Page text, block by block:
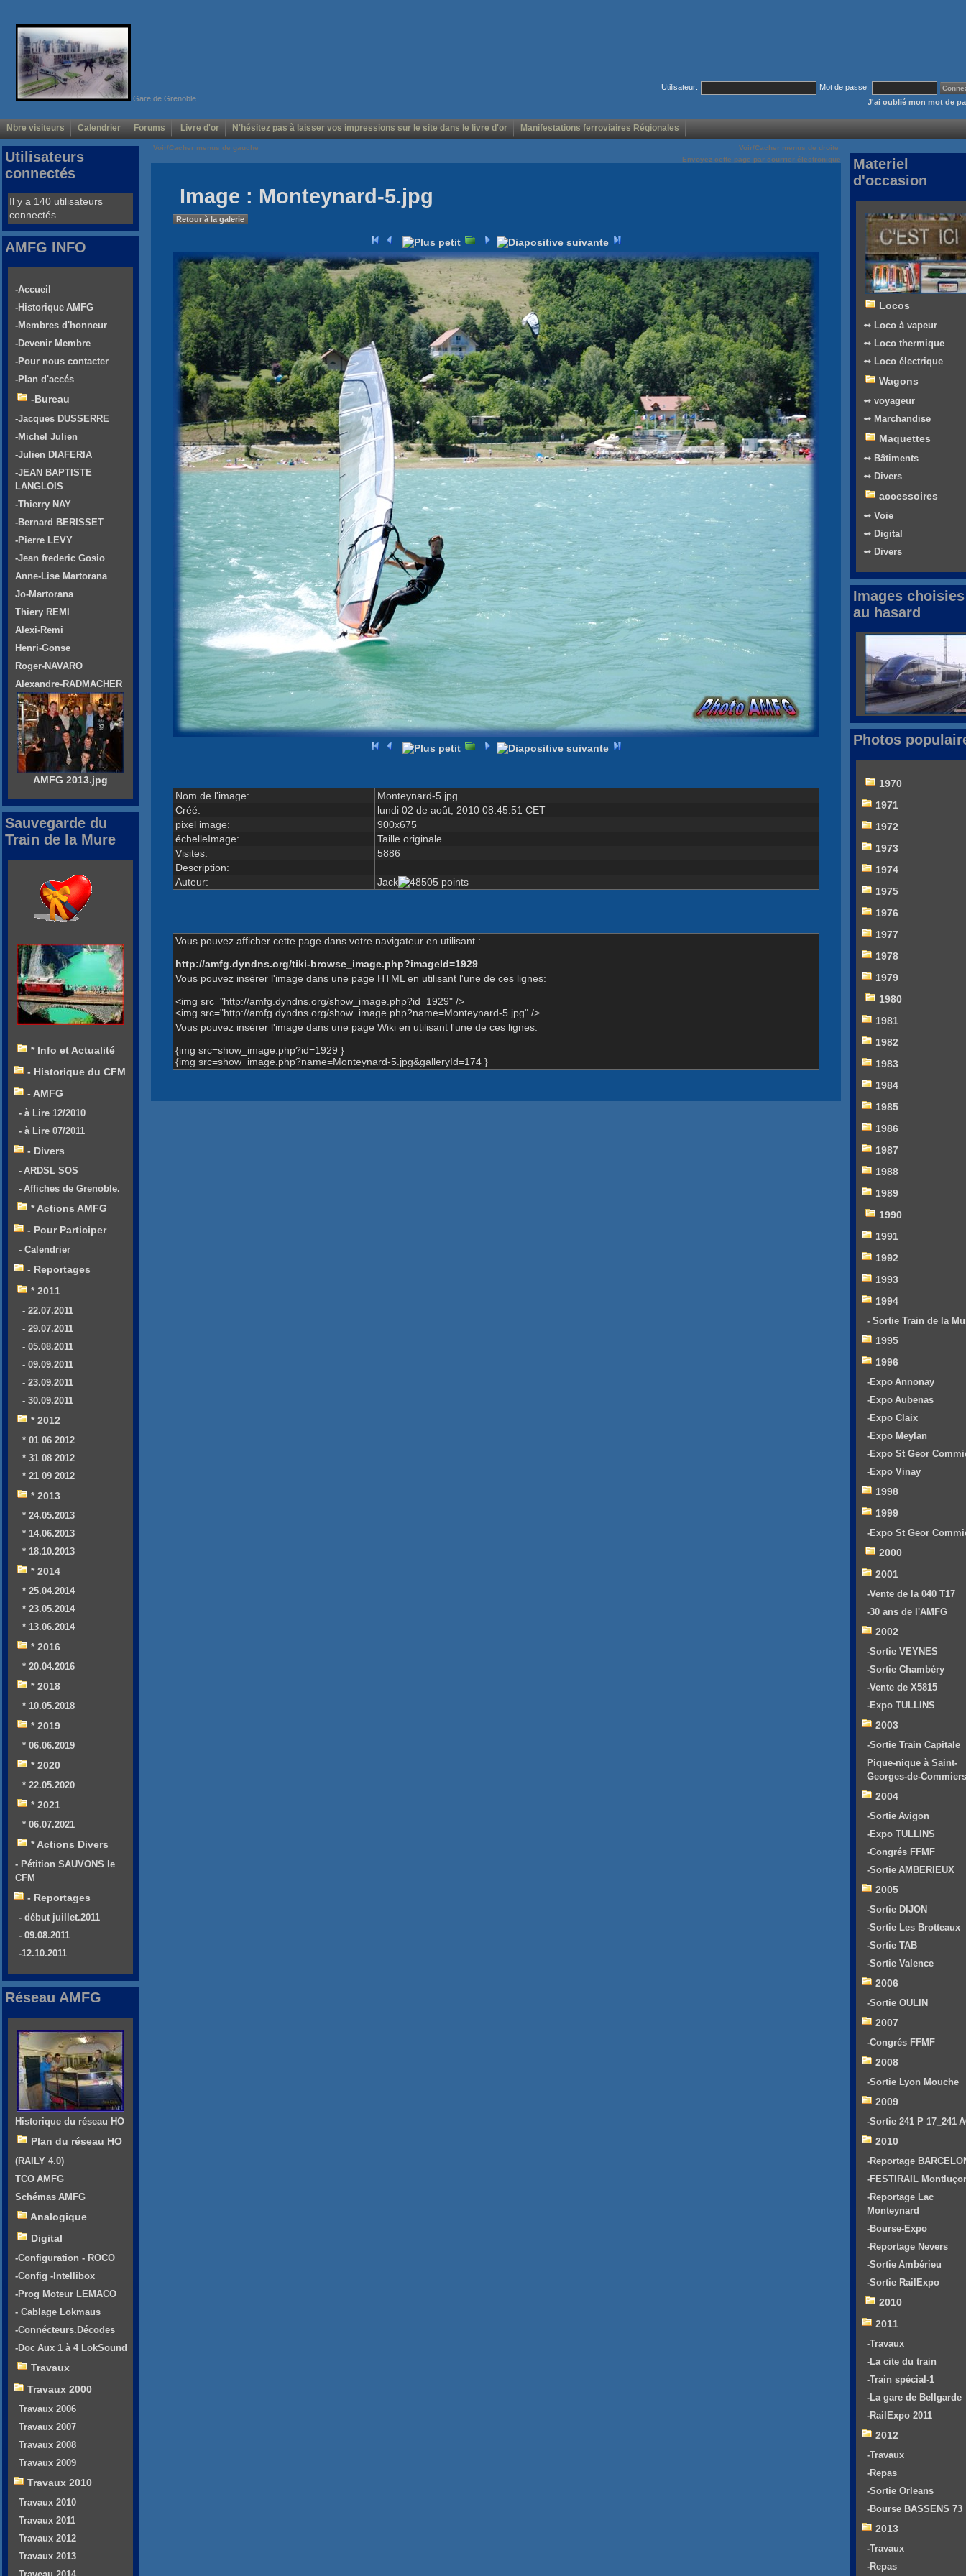
Gare de Grenoble
Utilisateur:
Mot de passe:
J'ai oublié mon mot de
Nbre visiteurs Calendrier Forums Livre d'or N'hésitez pas à laisser vos impressions sur le site dans le livre d'or Manifestations ferroviaires Régionales
Voir/Cacher menus de gauche
Voir/Cacher menus de droite
Envoyez cette page par courrier électronique
Image : Monteynard-5.jpg
Retour à la galerie
Nom de l'image:
Monteynard-5.jpg
Créé:
lundi 02 de août, 2010 08:45:51 CET
pixel image:
900x675
échelleImage:
Taille originale
Visites:
5886
Description:
Auteur:
Jack
Vous pouvez afficher cette page dans votre navigateur en utilisant :
http://amfg.dyndns.org/tiki-browse_image.php?imageId=1929
Vous pouvez insérer l'image dans une page HTML en utilisant l'une de ces lignes:
<img src="http://amfg.dyndns.org/show_image.php?id=1929" />
<img src="http://amfg.dyndns.org/show_image.php?name=Monteynard-5.jpg" />
Vous pouvez insérer l'image dans une page Wiki en utilisant l'une de ces lignes:
{img src=show_image.php?id=1929 }
{img src=show_image.php?name=Monteynard-5.jpg&galleryId=174 }
Utilisateurs
connectés
Il y a 140 utilisateurs
connectés
AMFG INFO
-Accueil
-Historique AMFG
-Membres d'honneur
-Devenir Membre
-Pour nous contacter
-Plan d'accés
-Bureau
-Jacques DUSSERRE
-Michel Julien
-Julien DIAFERIA
-JEAN BAPTISTE
LANGLOIS
-Thierry NAY
-Bernard BERISSET
-Pierre LEVY
-Jean frederic Gosio
Anne-Lise Martorana
Jo-Martorana
Thiery REMI
Alexi-Remi
Henri-Gonse
Roger-NAVARO
Alexandre-RADMACHER
AMFG 2013.jpg
Sauvegarde du
Train de la Mure
* Info et Actualité
- Historique du CFM
- AMFG
- à Lire 12/2010
- à Lire 07/2011
- Divers
- ARDSL SOS
- Affiches de Grenoble.
* Actions AMFG
- Pour Participer
- Calendrier
- Reportages
* 2011
- 22.07.2011
- 29.07.2011
- 05.08.2011
- 09.09.2011
- 23.09.2011
- 30.09.2011
* 2012
* 01 06 2012
* 31 08 2012
* 21 09 2012
* 2013
* 24.05.2013
* 14.06.2013
* 18.10.2013
* 2014
* 25.04.2014
* 23.05.2014
* 13.06.2014
* 2016
* 20.04.2016
* 2018
* 10.05.2018
* 2019
* 06.06.2019
* 2020
* 22.05.2020
* 2021
* 06.07.2021
* Actions Divers
- Pétition SAUVONS le
CFM
- Reportages
- début juillet.2011
- 09.08.2011
-12.10.2011
Réseau AMFG
Historique du réseau HO
Plan du réseau HO
(RAILY 4.0)
TCO AMFG
Schémas AMFG
Analogique
Digital
-Configuration - ROCO
-Config -Intellibox
-Prog Moteur LEMACO
- Cablage Lokmaus
-Connécteurs.Décodes
-Doc Aux 1 à 4 LokSound
Travaux
Travaux 2000
Travaux 2006
Travaux 2007
Travaux 2008
Travaux 2009
Travaux 2010
Travaux 2010
Travaux 2011
Travaux 2012
Travaux 2013
Materiel
d'occasion
Locos
➻ Loco à vapeur
➻ Loco thermique
➻ Loco électrique
Wagons
➻ voyageur
➻ Marchandise
Maquettes
➻ Bâtiments
➻ Divers
accessoires
➻ Voie
➻ Digital
➻ Divers
Images choisies
au hasard
Photos
1970
1971
1972
1973
1974
1975
1976
1977
1978
1979
1980
1981
1982
1983
1984
1985
1986
1987
1988
1989
1990
1991
1992
1993
1994
- Sortie Train de la
1995
1996
-Expo Annonay
-Expo Aubenas
-Expo Claix
-Expo Meylan
-Expo St Geor
-Expo Vinay
1998
1999
-Expo St Geor
2000
2001
-Vente de la 040 T17
-30 ans de l'AMFG
2002
-Sortie VEYNES
-Sortie Chambéry
-Vente de X5815
-Expo TULLINS
2003
-Sortie Train Capitale
Pique-nique à Saint-
Georges-de-Commiers
2004
-Sortie Avigon
-Expo TULLINS
-Congrés FFMF
-Sortie AMBERIEUX
2005
-Sortie DIJON
-Sortie Les Brotteaux
-Sortie TAB
-Sortie Valence
2006
-Sortie OULIN
2007
-Congrés FFMF
2008
-Sortie Lyon Mouche
2009
-Sortie 241 P 17_241
2010
-Reportage
-FESTIRAIL
-Reportage Lac
Monteynard
-Bourse-Expo
-Reportage Nevers
-Sortie Ambérieu
-Sortie RailExpo
2010
2011
-Travaux
-La cite du train
-Train spécial-1
-La gare de Bellgarde
-RailExpo 2011
2012
-Travaux
-Repas
-Sortie Orleans
-Bourse BASSENS 73
2013
-Travaux
-Repas